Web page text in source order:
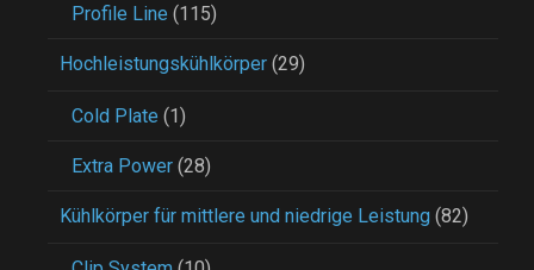
Profile Line (115)
Hochleistungskühlkörper (29)
Cold Plate (1)
Extra Power (28)
Kühlkörper für mittlere und niedrige Leistung (82)